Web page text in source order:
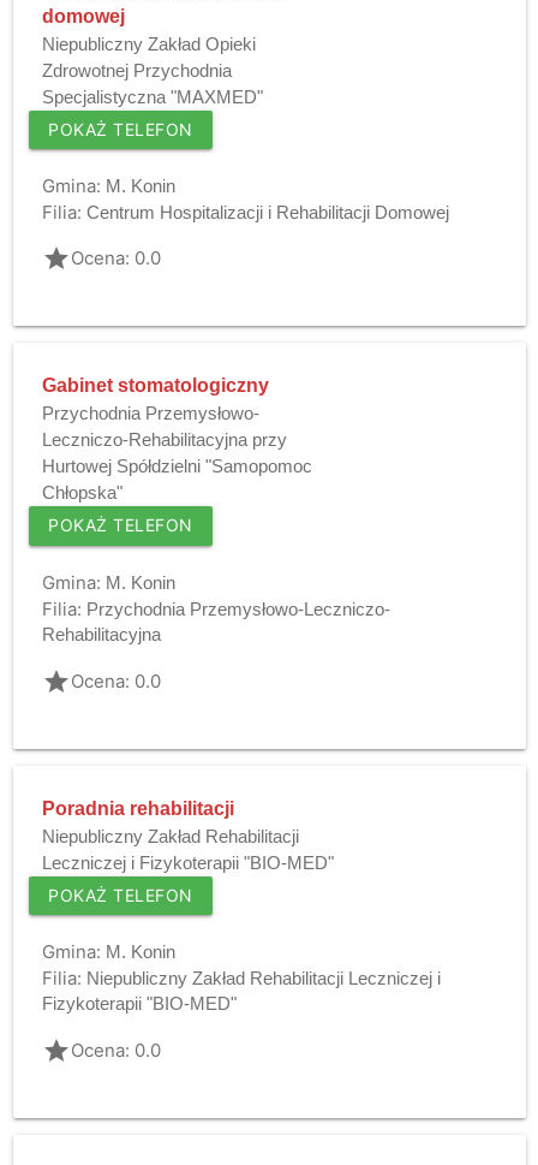
domowej
Niepubliczny Zakład Opieki
Zdrowotnej Przychodnia
Specjalistyczna "MAXMED"
POKAŻ TELEFON
Gmina: M. Konin
Filia: Centrum Hospitalizacji i Rehabilitacji Domowej
gradeOcena: 0.0
Gabinet stomatologiczny
Przychodnia Przemysłowo-
Leczniczo-Rehabilitacyjna przy
Hurtowej Spółdzielni "Samopomoc
Chłopska"
POKAŻ TELEFON
Gmina: M. Konin
Filia: Przychodnia Przemysłowo-Leczniczo-
Rehabilitacyjna
gradeOcena: 0.0
Poradnia rehabilitacji
Niepubliczny Zakład Rehabilitacji
Leczniczej i Fizykoterapii "BIO-MED"
POKAŻ TELEFON
Gmina: M. Konin
Filia: Niepubliczny Zakład Rehabilitacji Leczniczej i
Fizykoterapii "BIO-MED"
gradeOcena: 0.0